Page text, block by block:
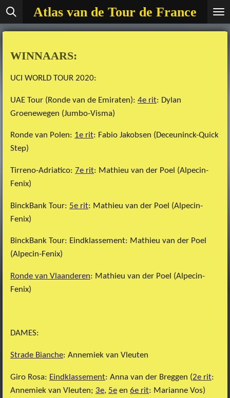
Ga
direct
de
Atlas van de Tour de France
WINNAARS:
UCI WORLD TOUR 2020:
UAE Tour (Ronde van de Emiraten): 4e rit: Dylan
Groenewegen (Jumbo-Visma)
Ronde van Polen: 1e rit: Fabio Jakobsen (Deceuninck-Quick
Step)
Tirreno-Adriatico: 7e rit: Mathieu van der Poel (Alpecin-
Fenix)
BinckBank Tour: 5e rit: Mathieu van der Poel (Alpecin-
Fenix)
BinckBank Tour: Eindklassement: Mathieu van der Poel
(Alpecin-Fenix)
Ronde van Vlaanderen: Mathieu van der Poel (Alpecin-
Fenix)
DAMES:
Strade Bianche: Annemiek van Vleuten
Giro Rosa: Eindklassement: Anna van der Breggen (2e rit:
Annemiek van Vleuten; 3e, 5e en 6e rit: Marianne Vos)